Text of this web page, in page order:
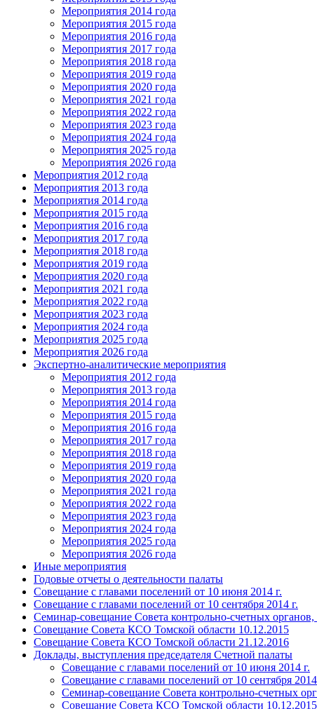
Мероприятия 2014 года
Мероприятия 2015 года
Мероприятия 2016 года
Мероприятия 2017 года
Мероприятия 2018 года
Мероприятия 2019 года
Мероприятия 2020 года
Мероприятия 2021 года
Мероприятия 2022 года
Мероприятия 2023 года
Мероприятия 2024 года
Мероприятия 2025 года
Мероприятия 2026 года
Мероприятия 2012 года
Мероприятия 2013 года
Мероприятия 2014 года
Мероприятия 2015 года
Мероприятия 2016 года
Мероприятия 2017 года
Мероприятия 2018 года
Мероприятия 2019 года
Мероприятия 2020 года
Мероприятия 2021 года
Мероприятия 2022 года
Мероприятия 2023 года
Мероприятия 2024 года
Мероприятия 2025 года
Мероприятия 2026 года
Экспертно-аналитические мероприятия
Мероприятия 2012 года
Мероприятия 2013 года
Мероприятия 2014 года
Мероприятия 2015 года
Мероприятия 2016 года
Мероприятия 2017 года
Мероприятия 2018 года
Мероприятия 2019 года
Мероприятия 2020 года
Мероприятия 2021 года
Мероприятия 2022 года
Мероприятия 2023 года
Мероприятия 2024 года
Мероприятия 2025 года
Мероприятия 2026 года
Иные мероприятия
Годовые отчеты о деятельности палаты
Совещание с главами поселений от 10 июня 2014 г.
Совещание с главами поселений от 10 сентября 2014 г.
Семинар-совещание Совета контрольно-счетных
Совещание Совета КСО Томской области 10.12.2015
Совещание Совета КСО Томской области 21.12.2016
Доклады, выступления председателя Счетной палаты
Совещание с главами поселений от 10 июня 2014 г.
Совещание с главами поселений от 10 сентября 2014
Семинар-совещание Совета контрольно-счетных
Совещание Совета КСО Томской области 10.12.2015